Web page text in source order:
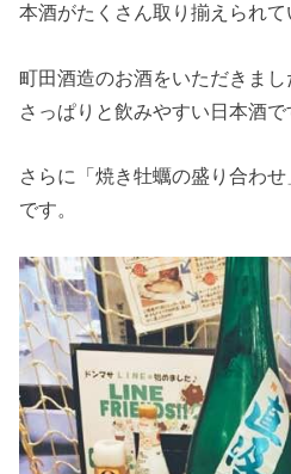
本酒がたくさん取り揃えられて
町田酒造のお酒をいただきまし
さっぱりと飲みやすい日本酒で
さらに「焼き牡蠣の盛り合わ
です。